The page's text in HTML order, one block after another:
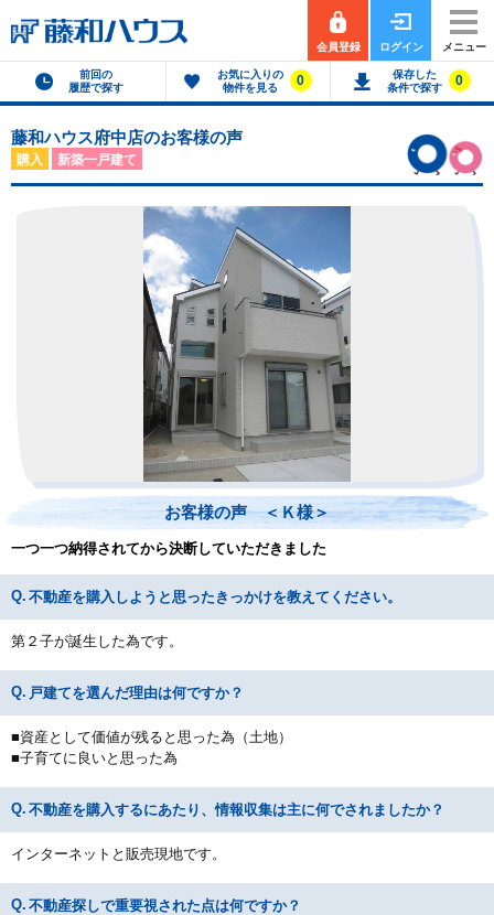
会員登録 ログイン メニュー
前回の
履歴で探す
お気に入りの
物件を見る
0
保存した
条件で探す
0
藤和ハウス府中店のお客様の声
購入 新築一戸建て
お客様の声 ＜Ｋ様＞
一つ一つ納得されてから決断していただきました
不動産を購入しようと思ったきっかけを教えてください。
第２子が誕生した為です。
戸建てを選んだ理由は何ですか？
■資産として価値が残ると思った為（土地）
■子育てに良いと思った為
不動産を購入するにあたり、情報収集は主に何でされましたか？
インターネットと販売現地です。
不動産探しで重要視された点は何ですか？